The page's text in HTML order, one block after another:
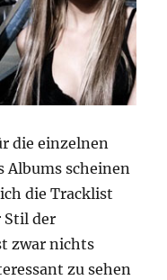
die einzelnen
Albums scheinen
die Tracklist
Stil der
zwar nichts
zu sehen